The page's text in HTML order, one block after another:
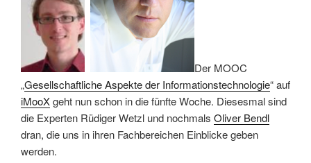
Der MOOC
„Gesellschaftliche Aspekte der Informationstechnologie“ auf
iMooXgeht nun schon in die fünfte Woche. Diesesmal sind
die Experten Rüdiger Wetzl und nochmals Oliver Bendl
dran, die uns in ihren Fachbereichen Einblicke geben
werden.